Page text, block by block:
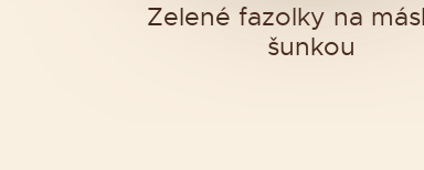
Zelené fazolky na
šunkou